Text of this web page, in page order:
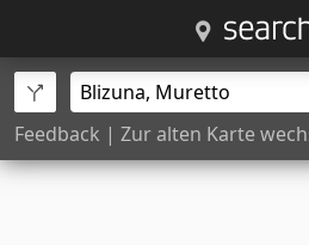
Feedback | Zur alten Karte